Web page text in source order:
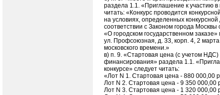
раздела 1.1. «Приглашение к участию в
читать: «Конкурс проводится
на условиях, определенных
соответствии с Законом города Москвы
«О городском государственном заказе»
ул. Профсоюзная, д. 33, корп. 4, 2 марта
московского времени.»
в) п. 9. «Стартовая цена (с учетом НДС)
финансирования» раздела 1.1.
конкурсе» следует читать:
«Лот N 1. Стартовая цена - 880 000,00
Лот N 2. Стартовая цена - 9 350 000,00
Лот N 3. Стартовая цена - 1 320 000,00